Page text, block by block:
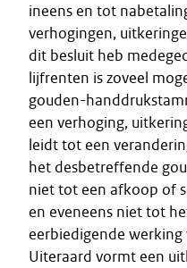
ineens en tot
verhogingen,
dit besluit heb
lijfrenten is zoveel
gouden-
een verhoging,
leidt tot een
het desbetreffende
niet tot een afkoop of
en eveneens niet tot
eerbiedigende
Uiteraard vormt een